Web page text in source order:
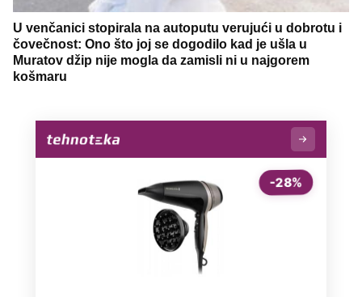
U venčanici stopirala na autoputu verujući u dobrotu i
čovečnost: Ono što joj se dogodilo kad je ušla u
Muratov džip nije mogla da zamisli ni u najgorem
košmaru